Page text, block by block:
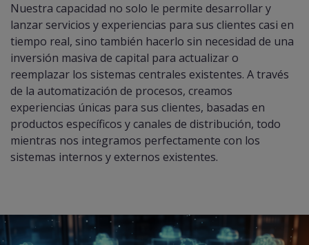
Nuestra capacidad no solo le permite desarrollar y
lanzar servicios y experiencias para sus clientes casi en
tiempo real, sino también hacerlo sin necesidad de una
inversión masiva de capital para actualizar o
reemplazar los sistemas centrales existentes. A través
de la automatización de procesos, creamos
experiencias únicas para sus clientes, basadas en
productos específicos y canales de distribución, todo
mientras nos integramos perfectamente con los
sistemas internos y externos existentes.